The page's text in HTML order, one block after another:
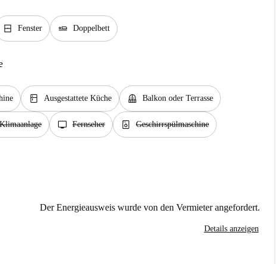
window_closed Fenster airline_seat_flat Doppelbett
kitchen Ausgestattete Küche balcony Balkon oder Terrasse
Klimaanlage tv Fernseher dishwasher_gen Geschirrspülmaschine
Der Energieausweis wurde von den Vermieter angefordert.
Details anzeigen